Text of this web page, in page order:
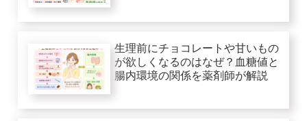
生理前にチョコレートや甘いもの
が欲しくなるのはなぜ？血糖値と
腸内環境の関係を薬剤師が解説